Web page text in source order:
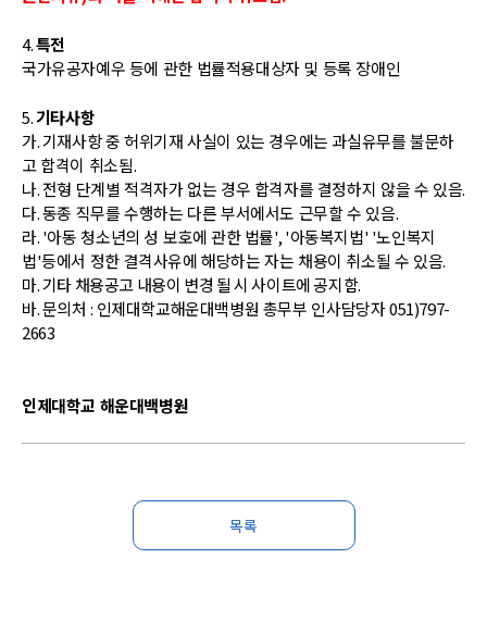
4.특전
국가유공자예우 등에 관한 법률적용대상자 및 등록 장애인
5.기타사항
가.기재사항 중 허위기재 사실이 있는 경우에는 과실유무를 불문하
고 합격이 취소됨.
나.전형 단계별 적격자가 없는 경우 합격자를 결정하지 않을 수 있음.
다.동종 직무를 수행하는 다른 부서에서도 근무할 수 있음.
라. '아동 청소년의 성 보호에 관한 법률', '아동복지법' '노인복지
법'등에서 정한 결격사유에 해당하는 자는 채용이 취소될 수 있음.
마. 기타 채용공고 내용이 변경 될 시 사이트에 공지함.
바.문의처: 인제대학교해운대백병원 총무부 인사담당자051)797-
2663
인제대학교 해운대백병원
목록